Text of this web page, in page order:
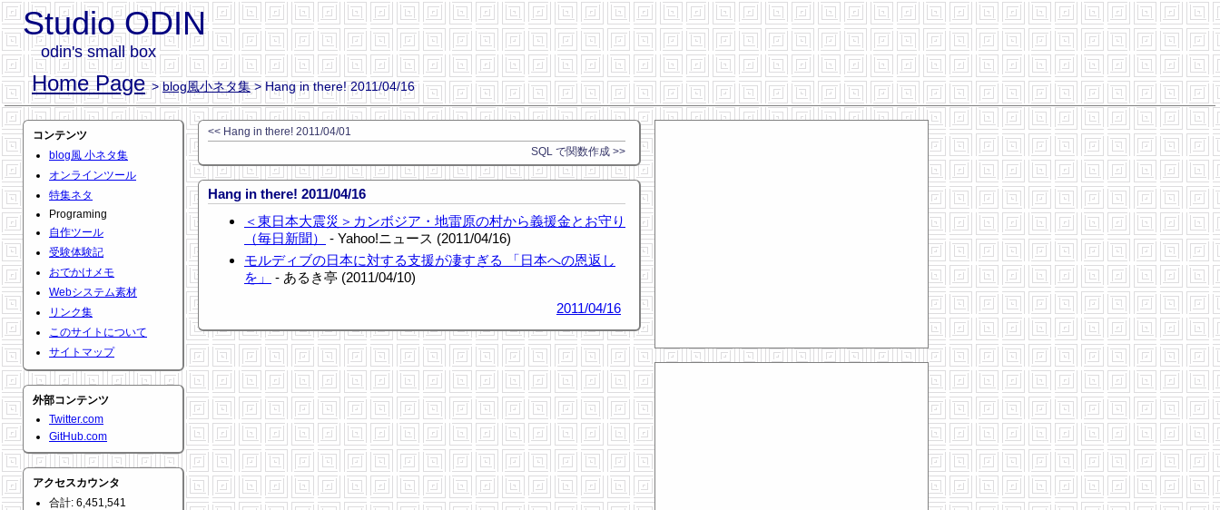
Studio ODIN
odin's small box
Home Page >blog風小ネタ集> Hang in there! 2011/04/16
コンテンツ
blog風 小ネタ集
オンラインツール
特集ネタ
Programing
自作ツール
受験体験記
おでかけメモ
Webシステム素材
リンク集
このサイトについて
サイトマップ
外部コンテンツ
Twitter.com
GitHub.com
アクセスカウンタ
合計: 6,451,541
<< Hang in there! 2011/04/01
SQL で関数作成 >>
Hang in there! 2011/04/16
＜東日本大震災＞カンボジア・地雷原の村から義援金とお守り
（毎日新聞）
- Yahoo!ニュース (2011/04/16)
モルディブの日本に対する支援が凄すぎる 「日本への恩返し
を」
- あるき亭 (2011/04/10)
2011/04/16